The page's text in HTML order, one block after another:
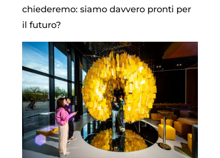
chiederemo: siamo davvero pronti per
il futuro?